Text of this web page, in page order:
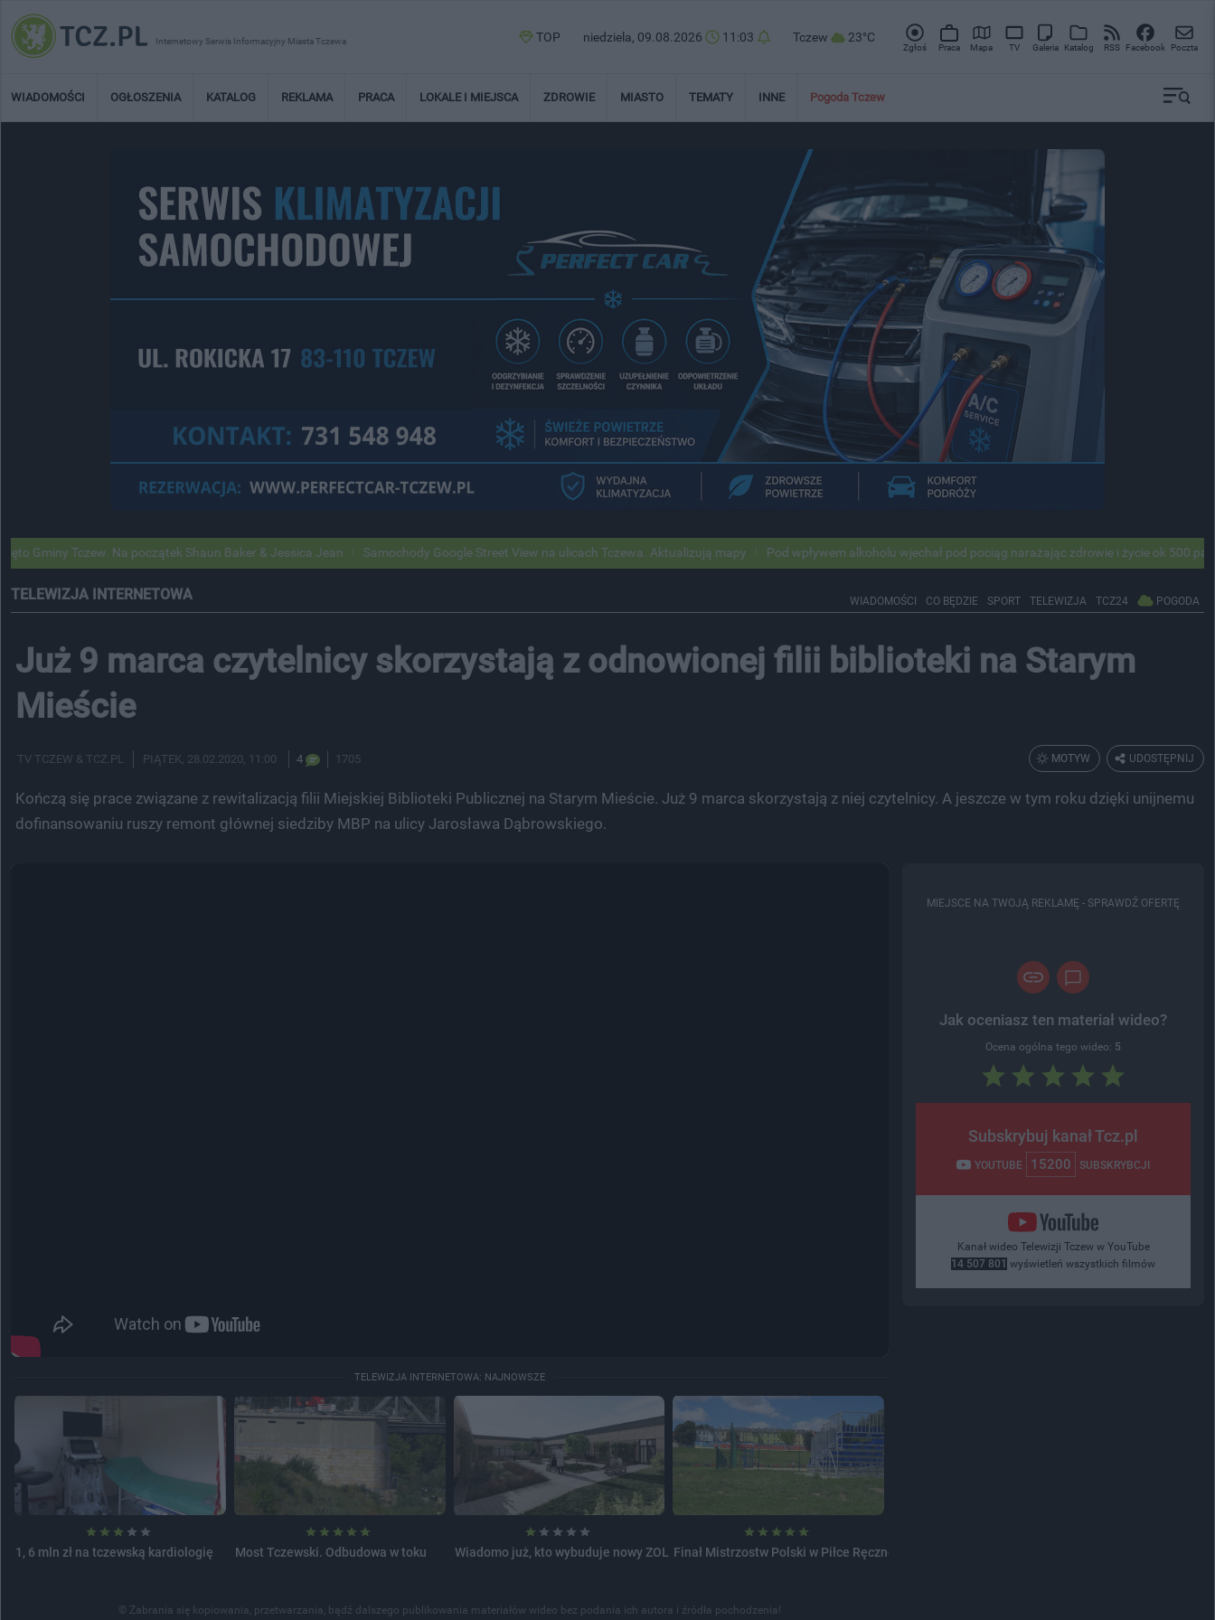
Internetowy Serwis Informacyjny Miasta Tczewa TOP niedziela, 09.08.2026 11:03 Tczew 23°C
Zgłoś Praca Mapa TV Galeria Katalog RSS Facebook Poczta
WIADOMOŚCI OGŁOSZENIA KATALOG REKLAMA PRACA LOKALE I MIEJSCA ZDROWIE MIASTO TEMATY INNE Pogoda Tczew
Na początek Shaun Baker & Jessica Jean Samochody Google Street View na ulicach Tczewa. Aktualizują mapy Pod wpływem alkoholu wjechał pod pociąg narażając zdrowie i życie ok 500 pasażerów!
TELEWIZJA INTERNETOWA WIADOMOŚCI CO BĘDZIE SPORT TELEWIZJA TCZ24 POGODA
Już 9 marca czytelnicy skorzystają z odnowionej filii biblioteki na Starym
Mieście
UDOSTĘPNIJ
MOTYW
TV TCZEW & TCZ.PL PIĄTEK, 28.02.2020, 11:00 4 1705
Kończą się prace związane z rewitalizacją filii Miejskiej Biblioteki Publicznej na Starym Mieście. Już 9 marca skorzystają z niej czytelnicy. A jeszcze w tym roku dzięki unijnemu
dofinansowaniu ruszy remont głównej siedziby MBP na ulicy Jarosława Dąbrowskiego.
TELEWIZJA INTERNETOWA: NAJNOWSZE
1, 6 mln zł na tczewską kardiologię Most Tczewski. Odbudowa w toku Wiadomo już, kto wybuduje nowy ZOL Finał Mistrzostw Polski w Piłce Ręcznej Plażowej...
© Zabrania się kopiowania, przetwarzania, bądź dalszego publikowania materiałów wideo bez podania ich autora i źródła pochodzenia!
MIEJSCE NA TWOJĄ REKLAMĘ - SPRAWDŹ OFERTĘ
Jak oceniasz ten materiał wideo?
Ocena ogólna tego wideo: 5
Subskrybuj kanał Tcz.pl
YOUTUBE 15200 SUBSKRYBCJI
Kanał wideo Telewizji Tczew w YouTube
14 507 801 wyświetleń wszystkich filmów